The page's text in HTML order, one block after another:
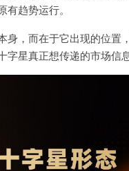
趋势运行。
，而在于它出现的位置
星真正想传递的市场信息